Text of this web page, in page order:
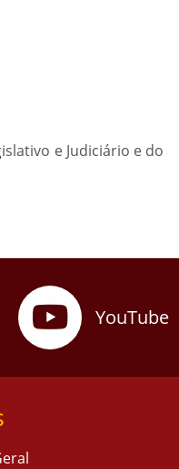
e Judiciário e do
YouTube